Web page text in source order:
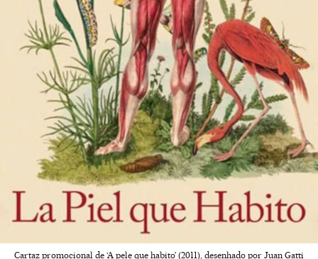
Cartaz promocional de ‘A pele que habito’ (2011), desenhado por Juan Gatti